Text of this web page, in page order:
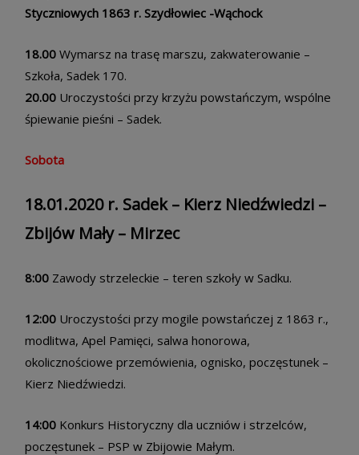
Styczniowych 1863 r. Szydłowiec -Wąchock
18.00 Wymarsz na trasę marszu, zakwaterowanie –
Szkoła, Sadek 170.
20.00 Uroczystości przy krzyżu powstańczym, wspólne
śpiewanie pieśni – Sadek.
Sobota
18.01.2020 r. Sadek – Kierz Niedźwiedzi –
Zbijów Mały – Mirzec
8:00 Zawody strzeleckie – teren szkoły w Sadku.
12:00 Uroczystości przy mogile powstańczej z 1863 r.,
modlitwa, Apel Pamięci, salwa honorowa,
okolicznościowe przemówienia, ognisko, poczęstunek –
Kierz Niedźwiedzi.
14:00 Konkurs Historyczny dla uczniów i strzelców,
poczęstunek – PSP w Zbijowie Małym.